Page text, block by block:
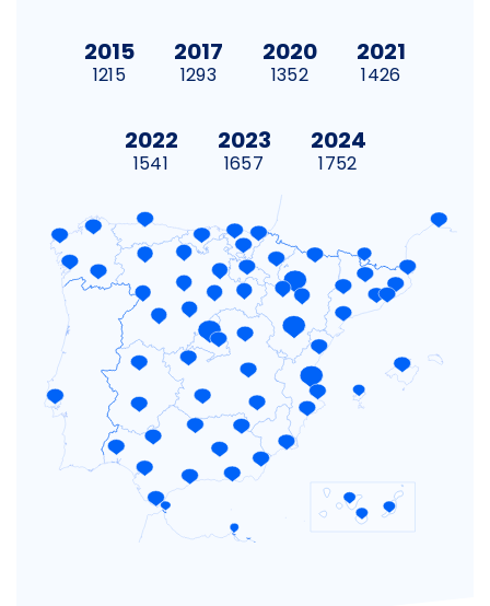
2015
1215
2017
1293
2020
1352
2021
1426
2022
1541
2023
1657
2024
1752